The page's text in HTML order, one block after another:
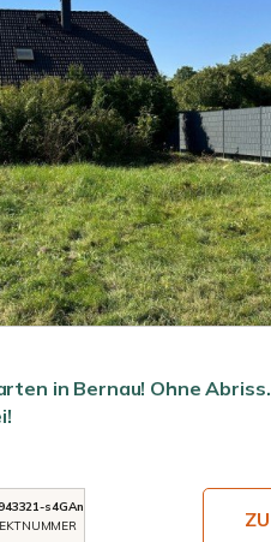
in Bernau! Ohne
s4GAn